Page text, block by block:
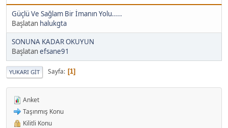
Güçlü Ve Sağlam Bir İmanın Yolu.....
Başlatan halukgta
SONUNA KADAR OKUYUN
Başlatanefsane91
YUKARI GIT Sayfa 1
Anket
Taşınmış Konu
Kilitli Konu